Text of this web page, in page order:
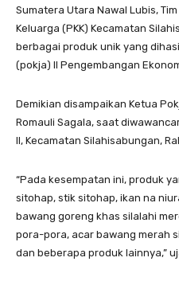
Sumatera Utara Nawal Lubis,
Keluarga (PKK) Kecamatan
berbagai produk unik yang
(pokja) II Pengembangan
Demikian disampaikan Ketua
Romauli Sagala, saat
II, Kecamatan Silahisabungan,
“Pada kesempatan ini, produk
sitohap, stik sitohap, ikan na
bawang goreng khas silalahi
pora-pora, acar bawang merah
dan beberapa produk lainnya,”